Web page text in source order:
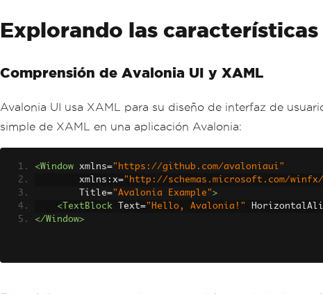
Explorando las
Comprensión de Avalonia UI y XAML
Avalonia UI usa XAML para su diseño de interfaz de
simple de XAML en una aplicación Avalonia:
<Window xmlns="https://github.com/avaloniaui"
xmlns:x="http://schemas.microsoft.com/winfx/
Title="Avalonia Example">
<TextBlock
Text="Hello, Avalonia!"
</Window>